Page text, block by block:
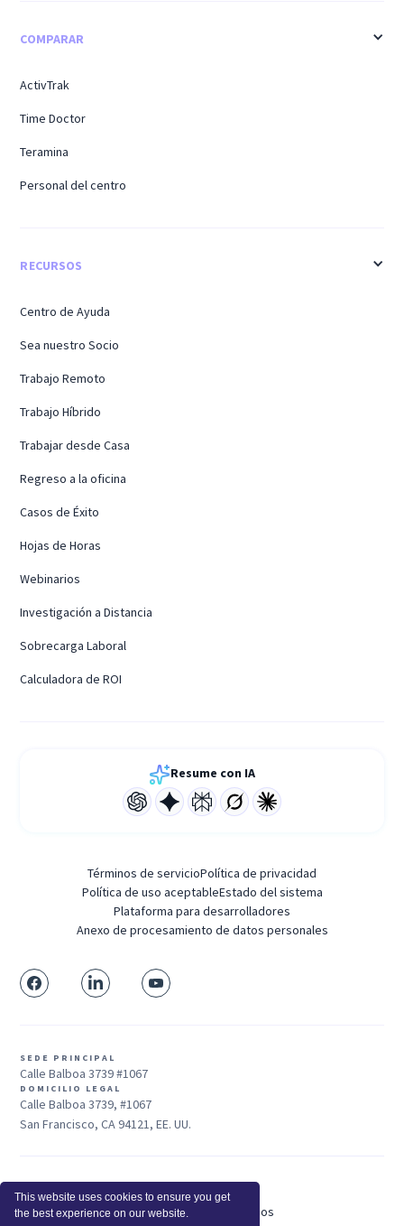
This website uses cookies to ensure you get
the best experience on our website.
COMPARAR
ActivTrak
Time Doctor
Teramina
Personal del centro
RECURSOS
Centro de Ayuda
Sea nuestro Socio
Trabajo Remoto
Trabajo Híbrido
Trabajar desde Casa
Regreso a la oficina
Casos de Éxito
Hojas de Horas
Webinarios
Investigación a Distancia
Sobrecarga Laboral
Calculadora de ROI
Resume con IA
Términos de servicioPolítica de privacidad
Política de uso aceptableEstado del sistema
Plataforma para desarrolladores
Anexo de procesamiento de datos personales
SEDE PRINCIPAL
Calle Balboa 3739 #1067
DOMICILIO LEGAL
Calle Balboa 3739, #1067
San Francisco, CA 94121, EE. UU.
Ventas: +1 415-704-3737
© 2025 Insightful.io, Inc - Derechos Reservados